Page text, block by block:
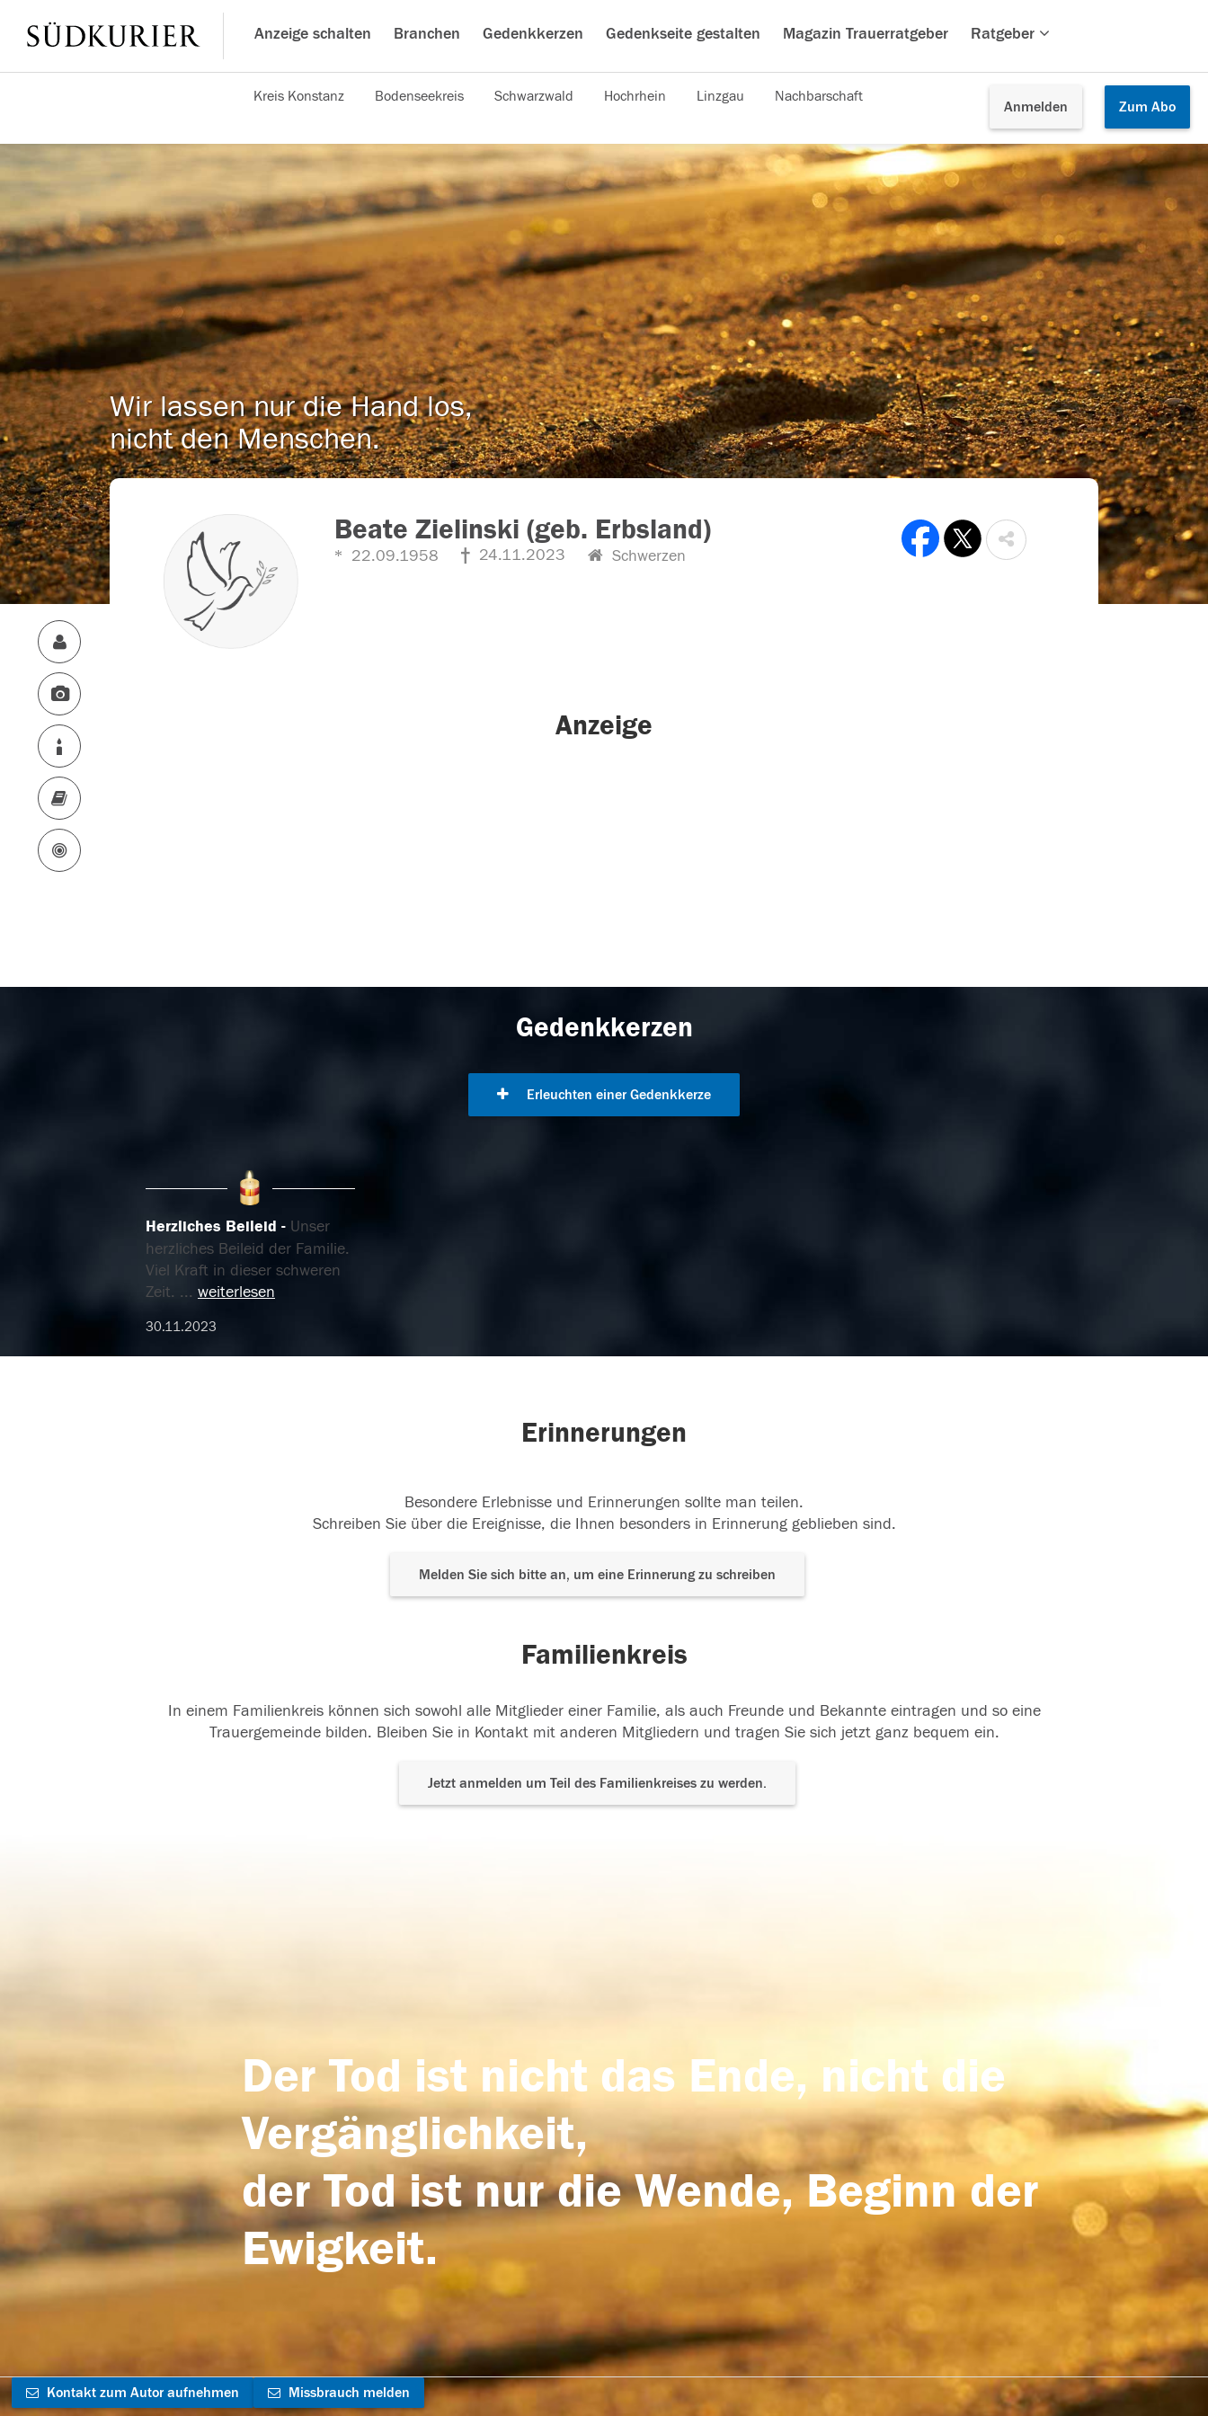
Anzeige schalten Branchen Gedenkkerzen Gedenkseite gestalten Magazin Trauerratgeber Ratgeber
Anmelden Zum Abo
Kreis Konstanz Bodenseekreis Schwarzwald Hochrhein Linzgau Nachbarschaft
Wir lassen nur die Hand los,
nicht den Menschen.
Beate Zielinski (geb. Erbsland)
22.09.1958 24.11.2023 Schwerzen
Anzeige
Gedenkkerzen
Erleuchten einer Gedenkkerze
Herzliches Beileid
Unser
herzliches Beileid der Familie.
Viel Kraft in dieser schweren
Zeit. ... weiterlesen
30.11.2023
Erinnerungen
Besondere Erlebnisse und Erinnerungen sollte man teilen.
Schreiben Sie über die Ereignisse, die Ihnen besonders in Erinnerung geblieben sind.
Melden Sie sich bitte an, um eine Erinnerung zu schreiben
Familienkreis
In einem Familienkreis können sich sowohl alle Mitglieder einer Familie, als auch Freunde und Bekannte eintragen und so eine
Trauergemeinde bilden. Bleiben Sie in Kontakt mit anderen Mitgliedern und tragen Sie sich jetzt ganz bequem ein.
Jetzt anmelden um Teil des Familienkreises zu werden.
Der Tod ist nicht das Ende, nicht die
Vergänglichkeit,
der Tod ist nur die Wende, Beginn der
Ewigkeit.
Kontakt zum Autor aufnehmen Missbrauch melden